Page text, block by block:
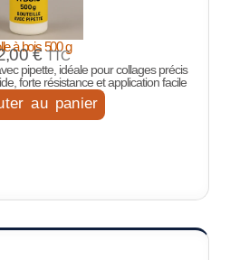
à bois 500 g
€ TTC
pipette, idéale pour collages précis
forte résistance et application facile
au panier